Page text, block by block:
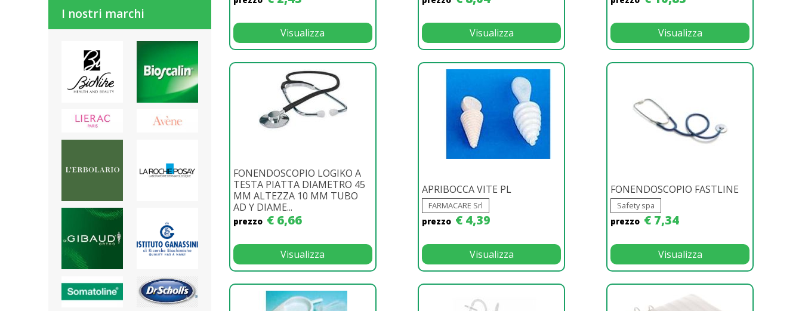
I nostri marchi
Visualizza Visualizza Visualizza
FONENDOSCOPIO LOGIKO A
TESTA PIATTA DIAMETRO 45
MM ALTEZZA 10 MM TUBO
AD Y DIAME...
prezzo € 6,66
Visualizza
APRIBOCCA VITE PL
FARMACARE Srl
prezzo € 4,39
Visualizza
FONENDOSCOPIO FASTLINE
Safety spa
prezzo € 7,34
Visualizza